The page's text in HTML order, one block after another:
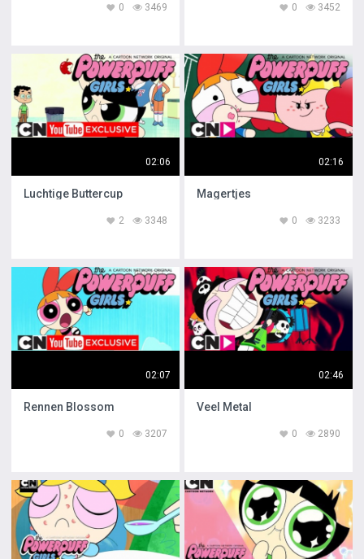
3469
0 3452
0
02:06
Luchtige Buttercup
3348
2
02:16
Magertjes
3233
0
02:07
Rennen Blossom
3207
0
02:46
Veel Metal
2890
0